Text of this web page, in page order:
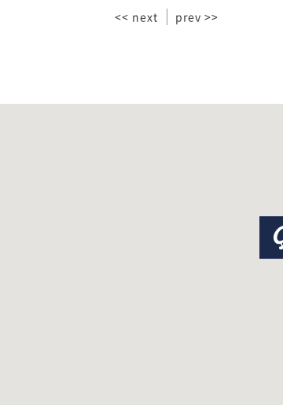
<< next prev >>